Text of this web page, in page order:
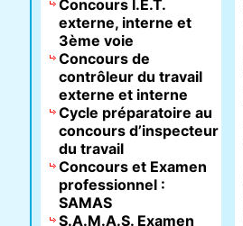
Concours I.E.T.
externe, interne et
3ème voie
Concours de
contrôleur du travail
externe et interne
Cycle préparatoire au
concours d’inspecteur
du travail
Concours et Examen
professionnel :
SAMAS
S.A.M.A.S. Examen